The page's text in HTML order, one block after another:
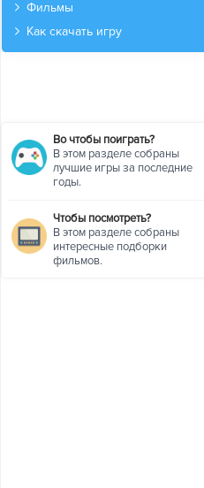
Фильмы
Как скачать игру
Во чтобы поиграть?
В этом разделе собраны
лучшие игры за последние
годы.
Чтобы посмотреть?
В этом разделе собраны
интересные подборки
фильмов.